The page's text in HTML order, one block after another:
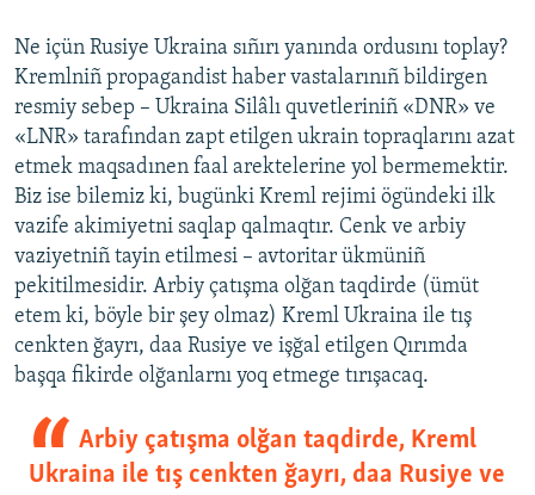
Ne içün Rusiye Ukraina sıñırı yanında ordusını toplay?
Kremlniñ propagandist haber vastalarınıñ bildirgen
resmiy sebep – Ukraina Silâlı quvetleriniñ «DNR» ve
«LNR» tarafından zapt etilgen ukrain topraqlarını azat
etmek maqsadınen faal arektelerine yol bermemektir.
Biz ise bilemiz ki, bugünki Kreml rejimi ögündeki ilk
vazife akimiyetni saqlap qalmaqtır. Cenk ve arbiy
vaziyetniñ tayin etilmesi – avtoritar ükmüniñ
pekitilmesidir. Arbiy çatışma olğan taqdirde (ümüt
etem ki, böyle bir şey olmaz) Kreml Ukraina ile tış
cenkten ğayrı, daa Rusiye ve işğal etilgen Qırımda
başqa fikirde olğanlarnı yoq etmege tırışacaq.
Arbiy çatışma olğan taqdirde, Kreml
Ukraina ile tış cenkten ğayrı, daa Rusiye ve